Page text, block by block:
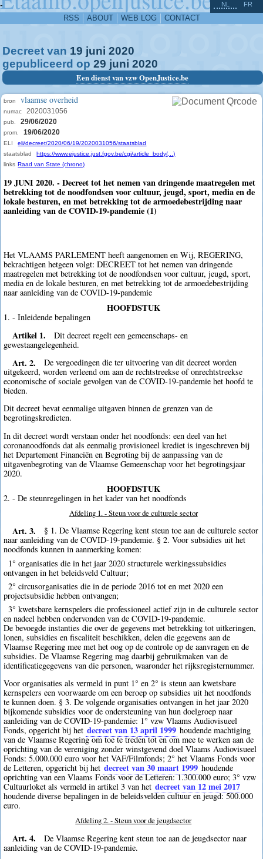
-
RSS ABOUT WEB LOG CONTACT
NL FR
Decreet van 19 juni 2020
gepubliceerd op 29 juni 2020
Een dienst van vzw OpenJustice.be
bron vlaamse overheid
numac 2020031056
pub. 29/06/2020
prom. 19/06/2020
ELI
eli/decreet/2020/06/19/2020031056/staatsblad
staatsblad
https://www.ejustice.just.fgov.be/cgi/article_body(...)
links Raad van State (chrono)
19 JUNI 2020. - Decreet tot het nemen van dringende maatregelen met
betrekking tot de noodfondsen voor cultuur, jeugd, sport, media en de
lokale besturen, en met betrekking tot de armoedebestrijding naar
aanleiding van de COVID-19-pandemie (1)
Het VLAAMS PARLEMENT heeft aangenomen en Wij, REGERING,
bekrachtigen hetgeen volgt: DECREET tot het nemen van dringende
maatregelen met betrekking tot de noodfondsen voor cultuur, jeugd, sport,
media en de lokale besturen, en met betrekking tot de armoedebestrijding
naar aanleiding van de COVID-19-pandemie
HOOFDSTUK
1. - Inleidende bepalingen
Artikel 1.
Dit decreet regelt een gemeenschaps- en
gewestaangelegenheid.
Art. 2.
De vergoedingen die ter uitvoering van dit decreet worden
uitgekeerd, worden verleend om aan de rechtstreekse of onrechtstreekse
economische of sociale gevolgen van de COVID-19-pandemie het hoofd te
bieden.
Dit decreet bevat eenmalige uitgaven binnen de grenzen van de
begrotingskredieten.
In dit decreet wordt verstaan onder het noodfonds: een deel van het
coronanoodfonds dat als eenmalig provisioneel krediet is ingeschreven bij
het Departement Financiën en Begroting bij de aanpassing van de
uitgavenbegroting van de Vlaamse Gemeenschap voor het begrotingsjaar
2020.
HOOFDSTUK
2. - De steunregelingen in het kader van het noodfonds
Afdeling 1. - Steun voor de culturele sector
Art. 3.
§ 1. De Vlaamse Regering kent steun toe aan de culturele sector
naar aanleiding van de COVID-19-pandemie. § 2. Voor subsidies uit het
noodfonds kunnen in aanmerking komen:
1° organisaties die in het jaar 2020 structurele werkingssubsidies
ontvangen in het beleidsveld Cultuur;
2° circusorganisaties die in de periode 2016 tot en met 2020 een
projectsubsidie hebben ontvangen;
3° kwetsbare kernspelers die professioneel actief zijn in de culturele sector
en nadeel hebben ondervonden van de COVID-19-pandemie.
De bevoegde instanties die over de gegevens met betrekking tot uitkeringen,
lonen, subsidies en fiscaliteit beschikken, delen die gegevens aan de
Vlaamse Regering mee met het oog op de controle op de aanvragen en de
subsidies. De Vlaamse Regering mag daarbij gebruikmaken van de
identificatiegegevens van die personen, waaronder het rijksregisternummer.
Voor organisaties als vermeld in punt 1° en 2° is steun aan kwetsbare
kernspelers een voorwaarde om een beroep op subsidies uit het noodfonds
te kunnen doen. § 3. De volgende organisaties ontvangen in het jaar 2020
bijkomende subsidies voor de ondersteuning van hun doelgroep naar
aanleiding van de COVID-19-pandemie: 1° vzw Vlaams Audiovisueel
Fonds, opgericht bij het decreet van 13 april 1999 houdende machtiging
van de Vlaamse Regering om toe te treden tot en om mee te werken aan de
oprichting van de vereniging zonder winstgevend doel Vlaams Audiovisueel
Fonds: 5.000.000 euro voor het VAF/Filmfonds; 2° het Vlaams Fonds voor
de Letteren, opgericht bij het decreet van 30 maart 1999 houdende
oprichting van een Vlaams Fonds voor de Letteren: 1.300.000 euro; 3° vzw
Cultuurloket als vermeld in artikel 3 van het decreet van 12 mei 2017
houdende diverse bepalingen in de beleidsvelden cultuur en jeugd: 500.000
euro.
Afdeling 2. - Steun voor de jeugdsector
Art. 4.
De Vlaamse Regering kent steun toe aan de jeugdsector naar
aanleiding van de COVID-19-pandemie.
^